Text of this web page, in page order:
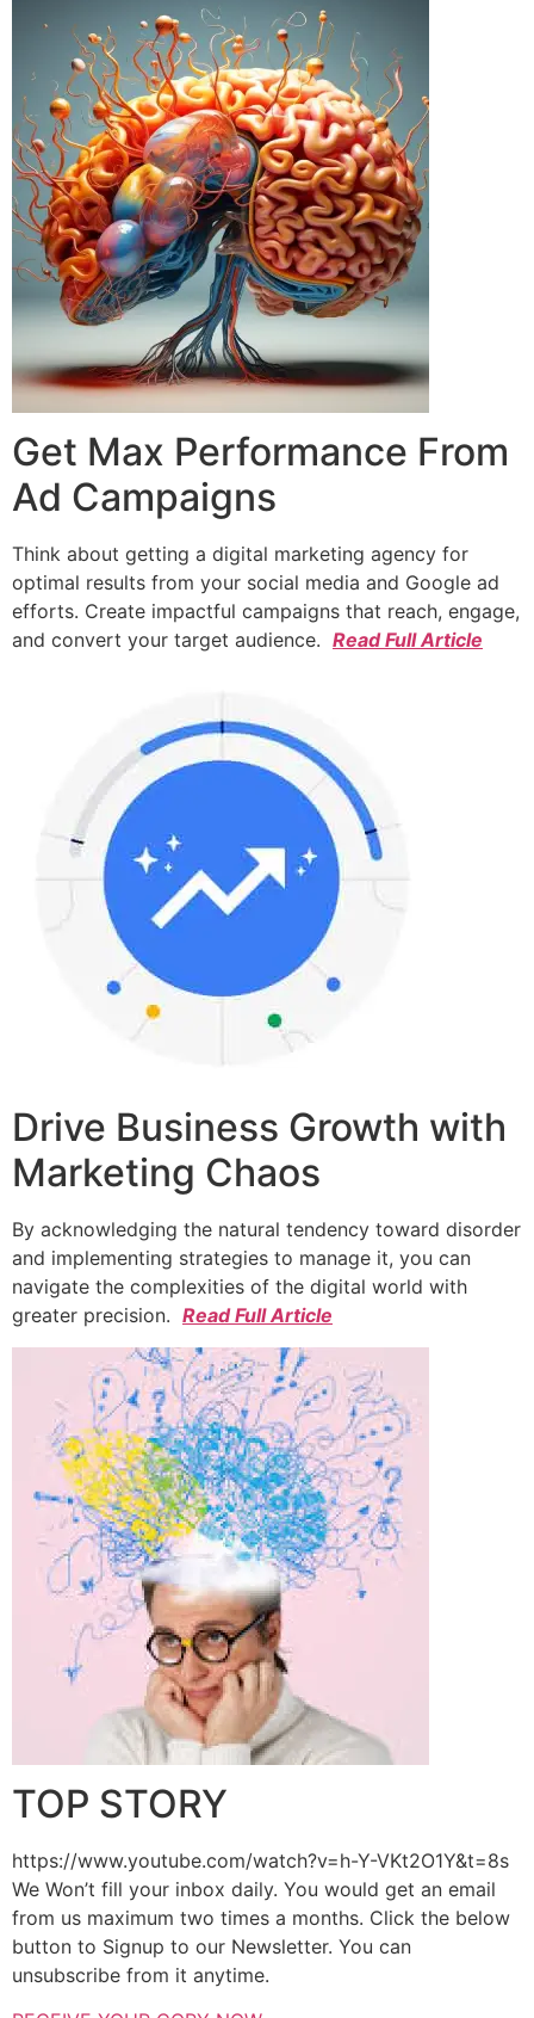
Get Max Performance From
Ad Campaigns
Think about getting a digital marketing agency for
optimal results from your social media and Google ad
efforts. Create impactful campaigns that reach, engage,
and convert your target audience. Read Full Article
Drive Business Growth with
Marketing Chaos
By acknowledging the natural tendency toward disorder
and implementing strategies to manage it, you can
navigate the complexities of the digital world with
greater precision. Read Full Article
TOP STORY
https://www.youtube.com/watch?v=h-Y-VKt2O1Y&t=8s
We Won’t fill your inbox daily. You would get an email
from us maximum two times a months. Click the below
button to Signup to our Newsletter. You can
unsubscribe from it anytime.